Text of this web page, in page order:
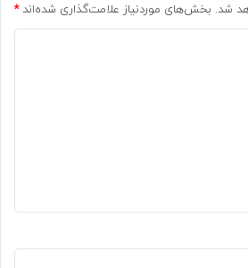
شد. بخش‌های موردنیاز علامت‌گذاری شده‌اند*